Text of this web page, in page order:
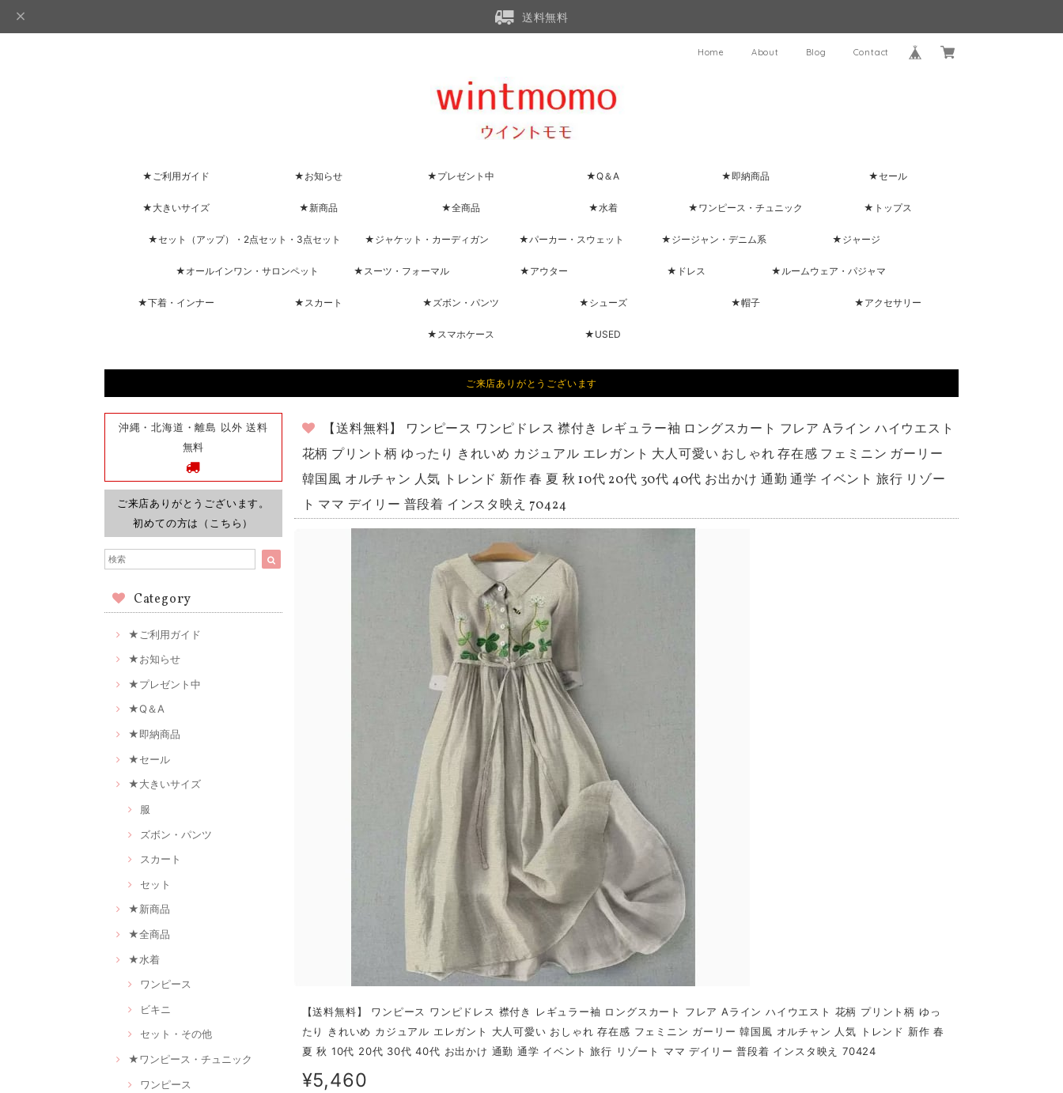
送料無料
Home About Blog Contact
★ご利用ガイド ★お知らせ ★プレゼント中 ★Q＆A ★即納商品 ★セール
★大きいサイズ ★新商品 ★全商品 ★水着 ★ワンピース・チュニック ★トップス
★セット（アップ）・2点セット・3点セット ★ジャケット・カーディガン ★パーカー・スウェット ★ジージャン・デニム系 ★ジャージ
★オールインワン・サロンペット ★スーツ・フォーマル ★アウター ★ドレス ★ルームウェア・パジャマ
★下着・インナー ★スカート ★ズボン・パンツ ★シューズ ★帽子 ★アクセサリー
★スマホケース ★USED
ご来店ありがとうございます
沖縄・北海道・離島 以外 送料
無料
ご来店ありがとうございます。
初めての方は（こちら）
Category
★ご利用ガイド
★お知らせ
★プレゼント中
★Q＆A
★即納商品
★セール
★大きいサイズ
服
ズボン・パンツ
スカート
セット
★新商品
★全商品
★水着
ワンピース
ビキニ
セット・その他
★ワンピース・チュニック
ワンピース
【送料無料】 ワンピース ワンピドレス 襟付き レギュラー袖 ロングスカート フレア Aライン ハイウエスト
花柄 プリント柄 ゆったり きれいめ カジュアル エレガント 大人可愛い おしゃれ 存在感 フェミニン ガーリー
韓国風 オルチャン 人気 トレンド 新作 春 夏 秋 10代 20代 30代 40代 お出かけ 通勤 通学 イベント 旅行 リゾー
ト ママ デイリー 普段着 インスタ映え 70424
【送料無料】 ワンピース ワンピドレス 襟付き レギュラー袖 ロングスカート フレア Aライン ハイウエスト 花柄 プリント柄 ゆっ
たり きれいめ カジュアル エレガント 大人可愛い おしゃれ 存在感 フェミニン ガーリー 韓国風 オルチャン 人気 トレンド 新作 春
夏 秋 10代 20代 30代 40代 お出かけ 通勤 通学 イベント 旅行 リゾート ママ デイリー 普段着 インスタ映え 70424
¥5,460